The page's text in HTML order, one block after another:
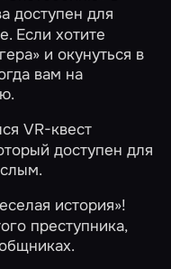
доступен для
Если хотите
и окунуться в
вам на
VR-квест
доступен для
история»!
преступника,